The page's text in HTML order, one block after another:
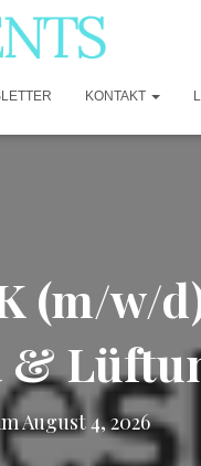
KONTAKT
(m/w/
&
August 4, 2026